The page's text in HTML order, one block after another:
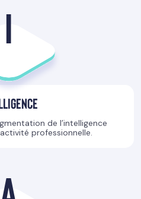
I
de l’intelligence
professionnelle.